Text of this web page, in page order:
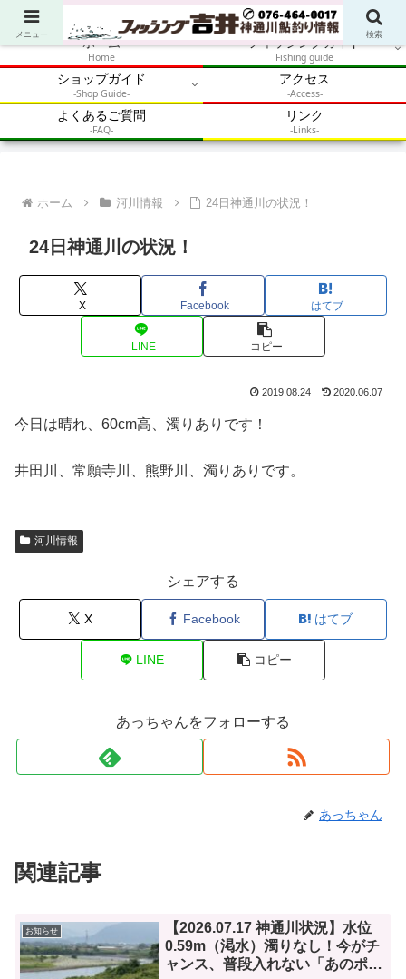
アウトドア・釣り・鮎・自然体験を加速させるメディア
ホーム
Home
フィッシングガイド
Fishing guide
ショップガイド
-Shop Guide-
アクセス
-Access-
よくあるご質問
-FAQ-
リンク
-Links-
ホーム 河川情報 24日神通川の状況！
24日神通川の状況！
X Facebook はてブ
LINE コピー
2019.08.24 2020.06.07
今日は晴れ、60cm高、濁りありです！
井田川、常願寺川、熊野川、濁りありです。
河川情報
シェアする
X Facebook はてブ
LINE コピー
あっちゃんをフォローする
あっちゃん
関連記事
お知らせ
【2026.07.17 神通川状況】水位
0.59m（渇水）濁りなし！今がチ
ャンス、普段入れない「あのポイ
メニュー 検索